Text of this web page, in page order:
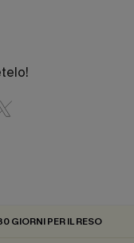
GIORNI PER IL RESO